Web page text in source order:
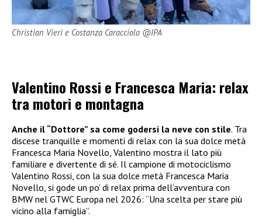
Christian Vieri e Costanza Caracciolo @IPA
Valentino Rossi e Francesca Maria: relax
tra motori e montagna
Anche il “Dottore” sa come godersi la neve con stile. Tra
discese tranquille e momenti di relax con la sua dolce metà
Francesca Maria Novello, Valentino mostra il lato più
familiare e divertente di sé. Il campione di motociclismo
Valentino Rossi, con la sua dolce metà Francesca Maria
Novello, si gode un po’ di relax prima dell’avventura con
BMW nel GTWC Europa nel 2026: “Una scelta per stare più
vicino alla famiglia”.